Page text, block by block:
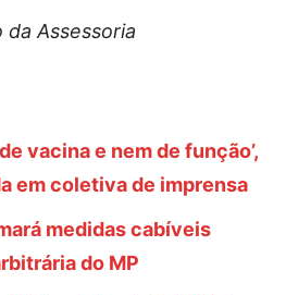
Assessoria
vacina e nem de função’,
em coletiva de imprensa
medidas cabíveis
do MP